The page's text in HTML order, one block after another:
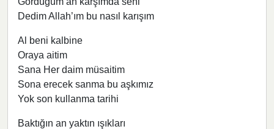
Dedim Allah’ım bu nasıl karışım
Al beni kalbine
Oraya aitim
Sana Her daim müsaitim
Sona erecek sanma bu aşkımız
Yok son kullanma tarihi
Baktığın an yaktın ışıkları